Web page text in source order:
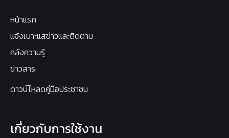
หน้าแรก
แจ้งเบาะแสข่าวและติดตาม
คลังความรู้
ข่าวสาร
ดาวน์โหลดคู่มือประชาชน
เกี่ยวกับการใช้งาน